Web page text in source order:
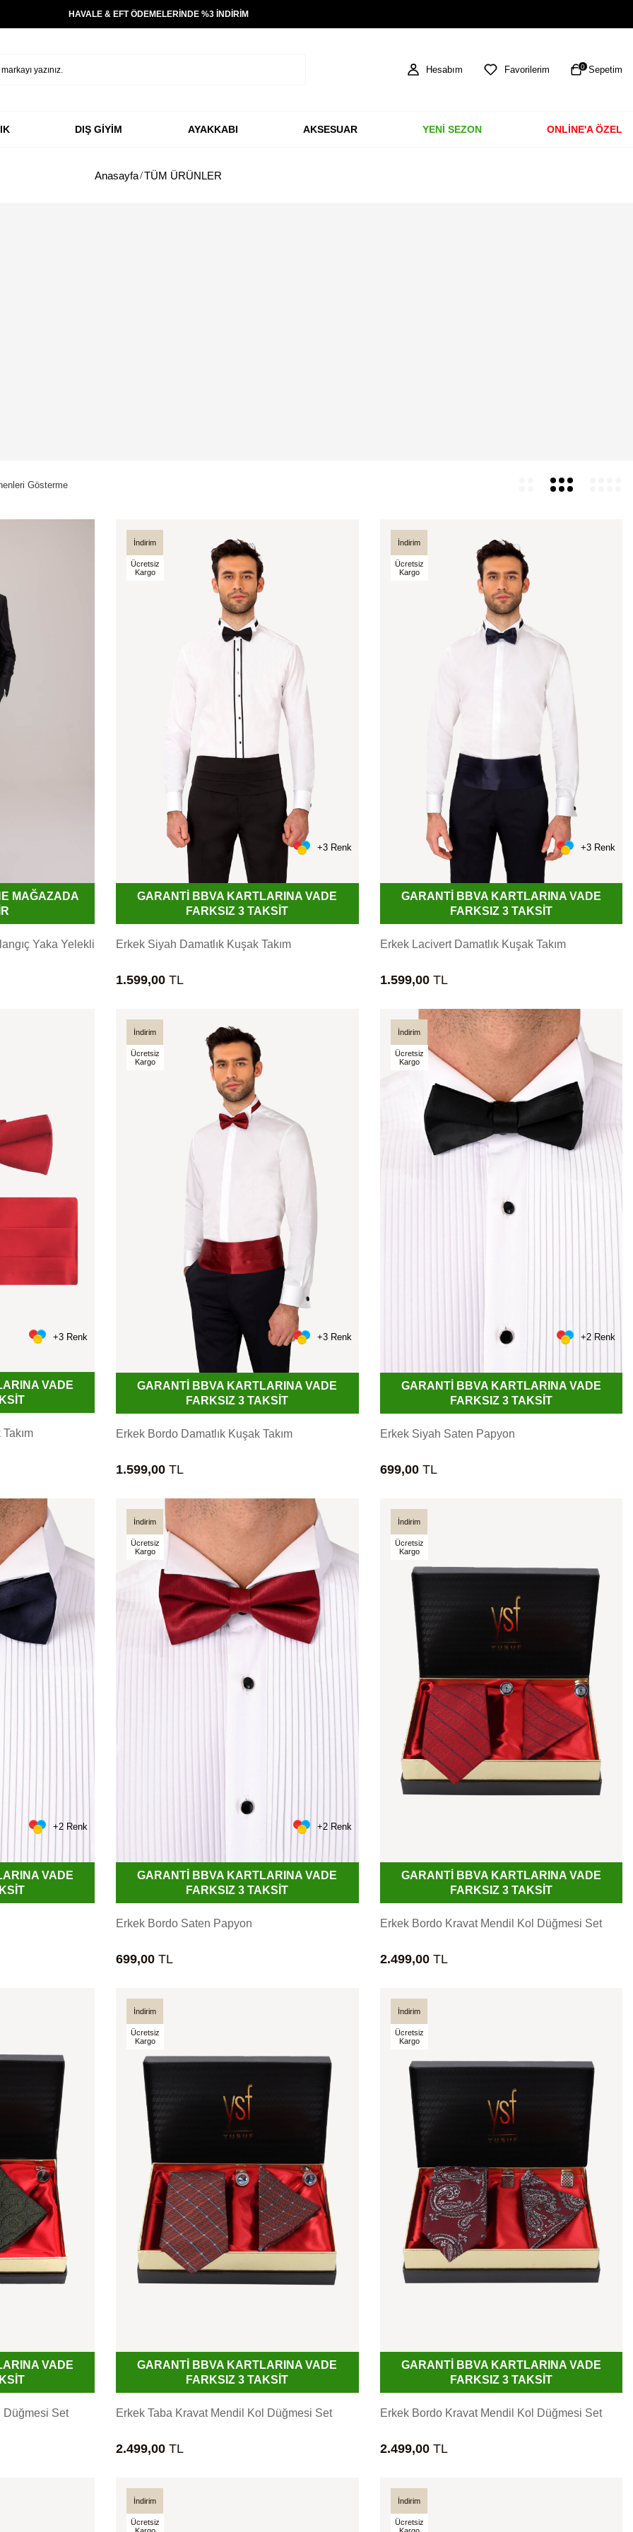
HAVALE & EFT ÖDEMELERİNDE %3 İNDİRİM
Hesabım Favorilerim 0 Sepetim
DIŞ GİYİM AYAKKABI AKSESUAR YENİ SEZON ONLİNE'A ÖZEL
Anasayfa TÜM ÜRÜNLER
Gösterme
MAĞAZADA
Yaka Yelekli
İndirim
Ücretsiz
Kargo
+3 Renk
GARANTİ BBVA KARTLARINA VADE
FARKSIZ 3 TAKSİT
Erkek Siyah Damatlık Kuşak Takım
1.599,00 TL
İndirim
Ücretsiz
Kargo
+3 Renk
GARANTİ BBVA KARTLARINA VADE
FARKSIZ 3 TAKSİT
Erkek Lacivert Damatlık Kuşak Takım
1.599,00TL
+3 Renk
VADE
İndirim
Ücretsiz
Kargo
+3 Renk
GARANTİ BBVA KARTLARINA VADE
FARKSIZ 3 TAKSİT
Erkek Bordo Damatlık Kuşak Takım
1.599,00 TL
İndirim
Ücretsiz
Kargo
+2 Renk
GARANTİ BBVA KARTLARINA VADE
FARKSIZ 3 TAKSİT
Erkek Siyah Saten Papyon
699,00TL
+2 Renk
VADE
İndirim
Ücretsiz
Kargo
+2 Renk
GARANTİ BBVA KARTLARINA VADE
FARKSIZ 3 TAKSİT
Erkek Bordo Saten Papyon
699,00 TL
İndirim
Ücretsiz
Kargo
GARANTİ BBVA KARTLARINA VADE
FARKSIZ 3 TAKSİT
Erkek Bordo Kravat Mendil Kol Düğmesi Set
2.499,00TL
VADE
Düğmesi Set
İndirim
Ücretsiz
Kargo
GARANTİ BBVA KARTLARINA VADE
FARKSIZ 3 TAKSİT
Erkek Taba Kravat Mendil Kol Düğmesi Set
2.499,00 TL
İndirim
Ücretsiz
Kargo
GARANTİ BBVA KARTLARINA VADE
FARKSIZ 3 TAKSİT
Erkek Bordo Kravat Mendil Kol Düğmesi Set
2.499,00TL
İndirim
Ücretsiz
İndirim
Ücretsiz